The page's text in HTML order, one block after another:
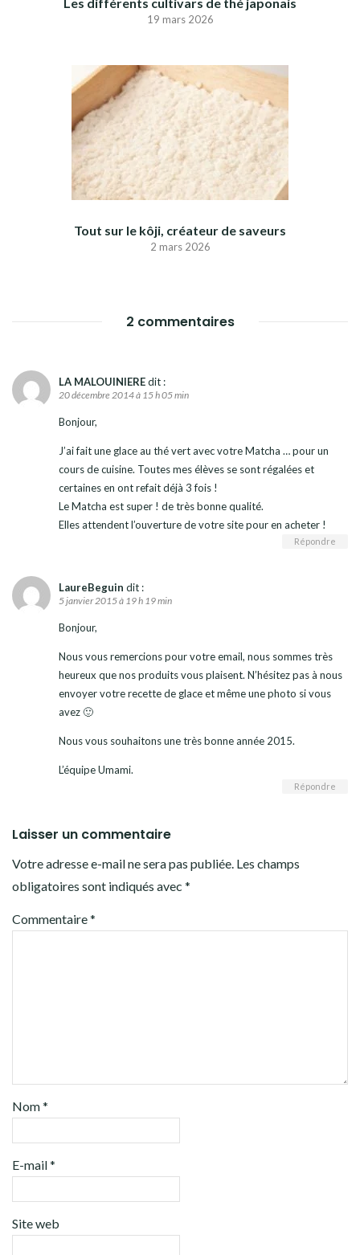
Les différents cultivars de thé japonais
19 mars 2026
Tout sur le kôji, créateur de saveurs
2 mars 2026
2 commentaires
LA MALOUINIEREdit :
20 décembre 2014 à 15 h 05 min
Bonjour,
J’ai fait une glace au thé vert avec votre Matcha … pour un
cours de cuisine. Toutes mes élèves se sont régalées et
certaines en ont refait déjà 3 fois !
Le Matcha est super ! de très bonne qualité.
Elles attendent l’ouverture de votre site pour en acheter !
Répondre
LaureBeguin dit :
5 janvier 2015 à 19 h 19 min
Bonjour,
Nous vous remercions pour votre email, nous sommes très
heureux que nos produits vous plaisent. N’hésitez pas à nous
envoyer votre recette de glace et même une photo si vous
avez 🙂
Nous vous souhaitons une très bonne année 2015.
L’équipe Umami.
Répondre
Laisser un commentaire
Votre adresse e-mail ne sera pas publiée. Les champs
obligatoires sont indiqués avec *
Commentaire*
Nom*
E-mail*
Site web